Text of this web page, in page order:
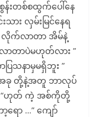
န်းတစ်စထွက်ပေါ်နေ
ား လှမ်းမြင်နေရ
လိုက်လာတာ အိမ်နဲ့
ာတာပဲမဟုတ်လား ”
သနာမှမရှိဘူး ”
“အခု တို့နဲ့အတူ ဘာလုပ်
“ဟုတ် ကဲ့ အစ်ကိုတို့
ရော …” ကျော်